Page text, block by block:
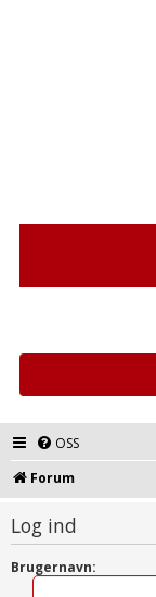
OSS
Forum
Log ind
Brugernavn: